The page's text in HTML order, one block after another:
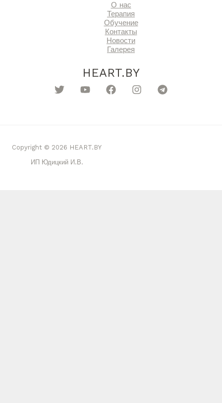
О нас
Терапия
Обучение
Контакты
Новости
Галерея
HEART.BY
Copyright © 2026 HEART.BY
ИП Юдицкий И.В.